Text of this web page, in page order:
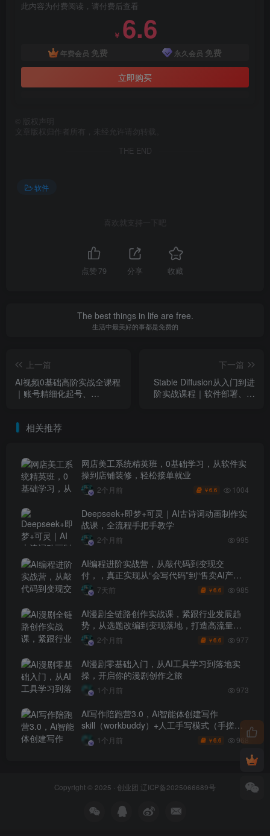
此内容为付费阅读，请付费后查看
￥ 6.6
年费会员 免费 永久会员 免费
立即购买
版权声明
文章版权归作者所有，未经允许请勿转载。
THE END
软件
喜欢就支持一下吧
点赞 79 分享 收藏
The best things in life are free.
生活中最美好的事都是免费的
上一篇
AI视频0基础高阶实战全课程
｜账号精细化起号、
量产变现
下一篇
Stable Diffusion从入门到进
阶实战课程｜软件部署、模
相关推荐
网店美工系统精英班，0基础学习，从软件实
操到店铺装修，轻松接单就业
2个月前 ￥6.6 1004
Deepseek+即梦+可灵｜AI古诗词动画制作实
战课，全流程手把手教学
2个月前 995
AI编程进阶实战营，从敲代码到变现交
付，，真正实现从“会写代码”到“售卖AI产品
盈利”的跨越
7天前 ￥6.6 985
AI漫剧全链路创作实战课，紧跟行业发展趋
势，从选题改编到变现落地，打造高流量优
质作品2个月前 ￥6.6 977
AI漫剧零基础入门，从AI工具学习到落地实
操，开启你的漫剧创作之旅
1个月前 973
AI写作陪跑营3.0，Ai智能体创建写作
skill（workbuddy）+人工手写模式（手搓模
式），去除AI痕迹（头条号、公众号、百家
号）
1个月前 ￥6.6 968
Copyright © 2025 · 创业团 辽ICP备2025066689号